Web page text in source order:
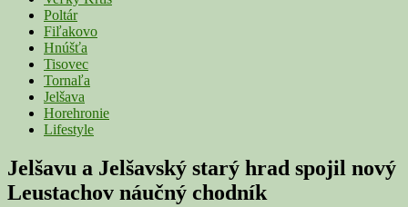
Poltár
Fiľakovo
Hnúšťa
Tisovec
Tornaľa
Jelšava
Horehronie
Lifestyle
Jelšavu a Jelšavský starý hrad spojil nový
Leustachov náučný chodník